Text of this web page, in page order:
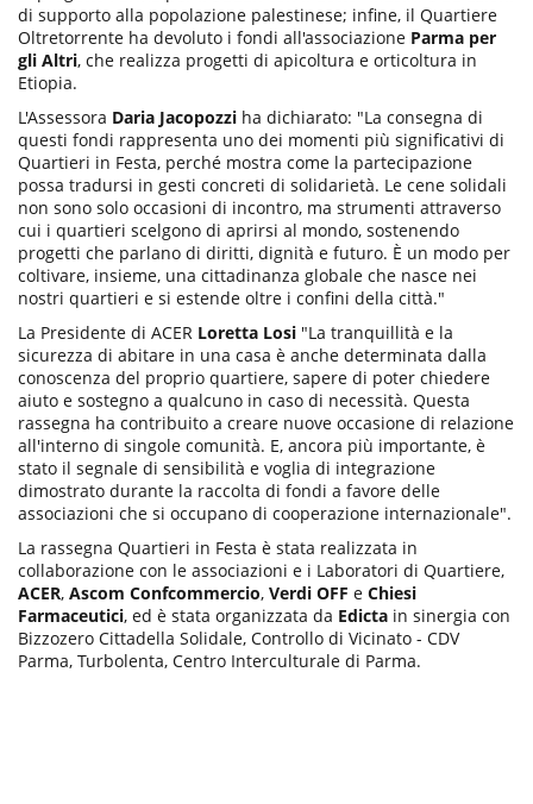
di supporto alla popolazione palestinese; infine, il Quartiere
Oltretorrente ha devoluto i fondi all'associazione Parma per
gli Altri, che realizza progetti di apicoltura e orticoltura in
Etiopia.
L'Assessora Daria Jacopozzi ha dichiarato: "La consegna di
questi fondi rappresenta uno dei momenti più significativi di
Quartieri in Festa, perché mostra come la partecipazione
possa tradursi in gesti concreti di solidarietà. Le cene solidali
non sono solo occasioni di incontro, ma strumenti attraverso
cui i quartieri scelgono di aprirsi al mondo, sostenendo
progetti che parlano di diritti, dignità e futuro. È un modo per
coltivare, insieme, una cittadinanza globale che nasce nei
nostri quartieri e si estende oltre i confini della città."
La Presidente di ACER Loretta Losi "La tranquillità e la
sicurezza di abitare in una casa è anche determinata dalla
conoscenza del proprio quartiere, sapere di poter chiedere
aiuto e sostegno a qualcuno in caso di necessità. Questa
rassegna ha contribuito a creare nuove occasione di relazione
all'interno di singole comunità. E, ancora più importante, è
stato il segnale di sensibilità e voglia di integrazione
dimostrato durante la raccolta di fondi a favore delle
associazioni che si occupano di cooperazione internazionale".
La rassegna Quartieri in Festa è stata realizzata in
collaborazione con le associazioni e i Laboratori di Quartiere,
ACER, Ascom Confcommercio, Verdi OFF e Chiesi
Farmaceutici, ed è stata organizzata da Edicta in sinergia con
Bizzozero Cittadella Solidale, Controllo di Vicinato - CDV
Parma, Turbolenta, Centro Interculturale di Parma.